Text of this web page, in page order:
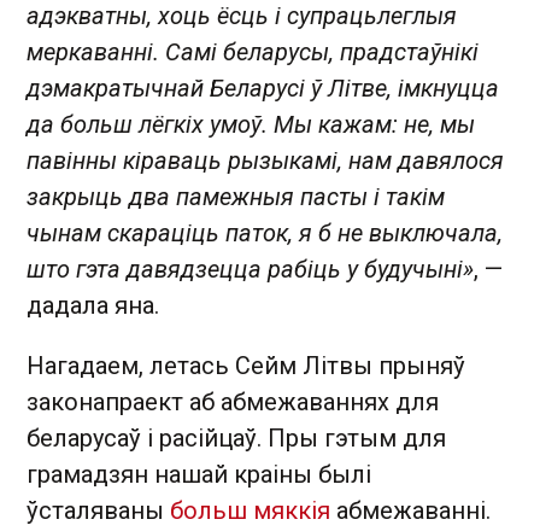
адэкватны, хоць ёсць і супрацьлеглыя
меркаванні. Самі беларусы, прадстаўнікі
дэмакратычнай Беларусі ў Літве, імкнуцца
да больш лёгкіх умоў. Мы кажам: не, мы
павінны кіраваць рызыкамі, нам давялося
закрыць два памежныя пасты і такім
чынам скараціць паток, я б не выключала,
што гэта давядзецца рабіць у будучыні», —
дадала яна.
Нагадаем, летась Сейм Літвы прыняў
законапраект аб абмежаваннях для
беларусаў і расійцаў. Пры гэтым для
грамадзян нашай краіны былі
ўсталяваны больш мяккія абмежаванні.